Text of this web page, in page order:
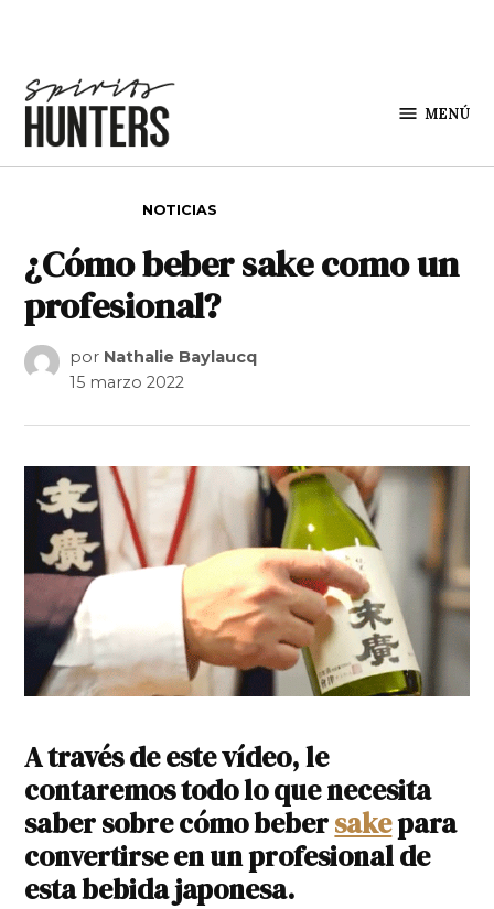
MENÚ
NOTICIAS
¿Cómo beber sake como un
profesional?
por Nathalie Baylaucq
15 marzo 2022
A través deeste vídeo, le
contaremos todo lo que necesita
saber sobre cómo bebersakepara
convertirse en un profesional de
esta bebida japonesa.